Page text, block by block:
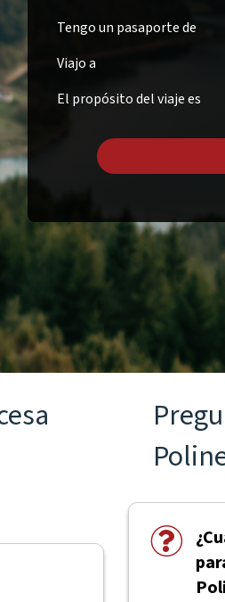
Tengo un pasaporte de
Viajo a
El propósito del viaje es